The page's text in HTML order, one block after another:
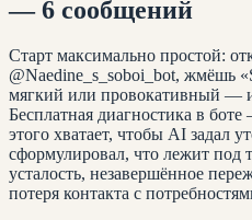
— 6 сообщений
Старт максимально простой:
@Naedine_s_soboi_bot, жмёшь
мягкий или провокативный —
Бесплатная диагностика в
этого хватает, чтобы AI задал
сформулировал, что лежит под
усталость, незавершённое
потеря контакта с